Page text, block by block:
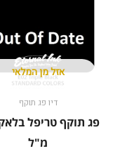
אזל מן המלאי
דיו פג תוקף
מ"ל